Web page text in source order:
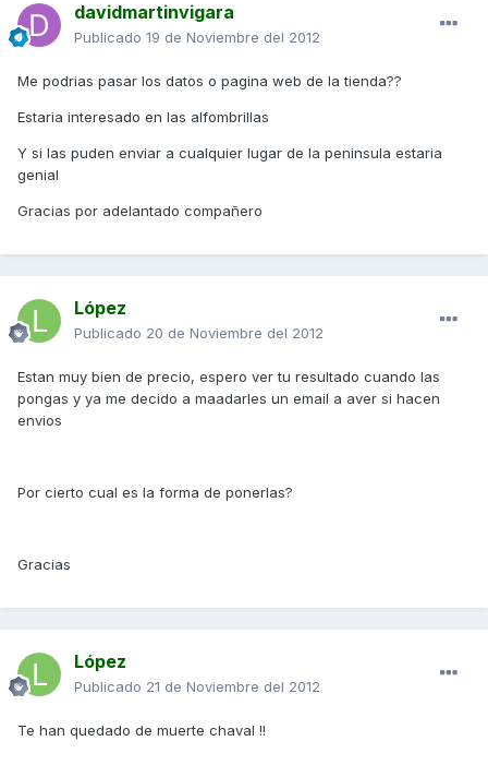
davidmartinvigara
Publicado 19 de Noviembre del 2012
Me podrias pasar los datos o pagina web de la tienda??
Estaria interesado en las alfombrillas
Y si las puden enviar a cualquier lugar de la peninsula estaria
genial
Gracias por adelantado compañero
López
Publicado 20 de Noviembre del 2012
Estan muy bien de precio, espero ver tu resultado cuando las
pongas y ya me decido a maadarles un email a aver si hacen
envios
Por cierto cual es la forma de ponerlas?
Gracias
López
Publicado 21 de Noviembre del 2012
Te han quedado de muerte chaval !!